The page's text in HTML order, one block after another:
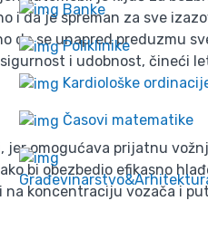
Banke
Poliklinike
Kardiološke
Časovi matematike
da je spreman za sve
se unapred preduzmu
i udobnost, čineći
omogućava prijatnu
bi obezbedio efikasno
koncentraciju vozača i